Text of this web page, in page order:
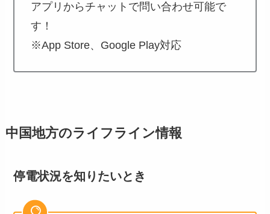
アプリからチャットで問い合わせ可能で
す！
※App Store、Google Play対応
中国地方のライフライン情報
停電状況を知りたいとき